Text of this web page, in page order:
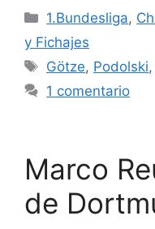
Categorías
1.Bundesliga,
y Fichajes
Etiquetas
Götze, Podolski,
1 comentario
Marco
de